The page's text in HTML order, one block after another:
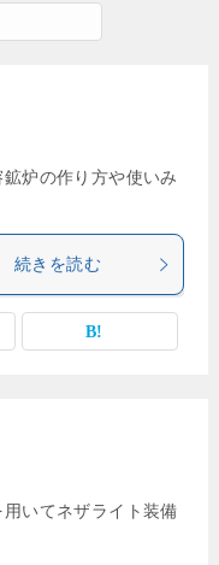
炉の作り方や使いみ
続きを読む
いてネザライト装備